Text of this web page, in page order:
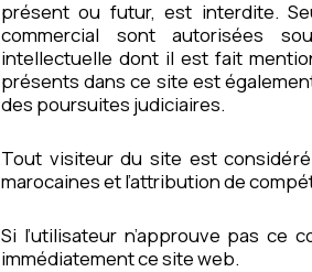
présent ou futur, est interdite.
commercial sont autorisées
intellectuelle dont il est fait
présents dans ce site est
des poursuites judiciaires.
Tout visiteur du site est
marocaines et l’attribution de
Si l’utilisateur n’approuve pas ce
immédiatement ce site web.